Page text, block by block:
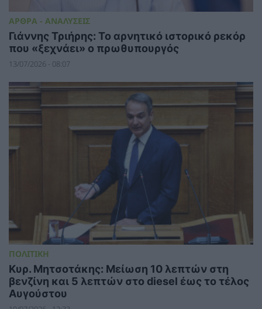
ΑΡΘΡΑ - ΑΝΑΛΥΣΕΙΣ
Γιάννης Τριήρης: Το αρνητικό ιστορικό ρεκόρ
που «ξεχνάει» ο πρωθυπουργός
13/07/2026 - 08:07
ΠΟΛΙΤΙΚΗ
Κυρ. Μητσοτάκης: Μείωση 10 λεπτών στη
βενζίνη και 5 λεπτών στο diesel έως το τέλος
Αυγούστου